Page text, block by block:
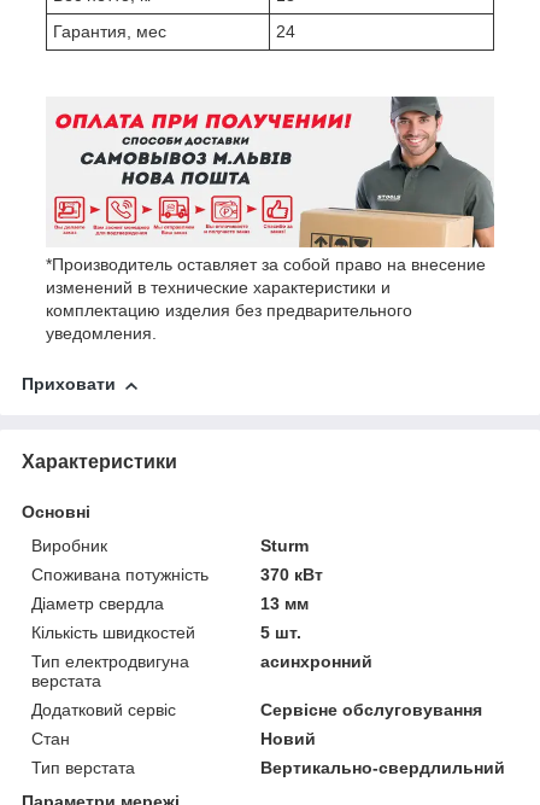
Гарантия, мес
24
*Производитель оставляет за собой право на внесение
изменений в технические характеристики и
комплектацию изделия без предварительного
уведомления.
Приховати
Характеристики
Основні
Виробник
Sturm
Споживана потужність
370 кВт
Діаметр свердла
13 мм
Кількість швидкостей
5 шт.
Тип електродвигуна
верстата
асинхронний
Додатковий сервіс
Сервісне обслуговування
Стан
Новий
Тип верстата
Вертикально-свердлильний